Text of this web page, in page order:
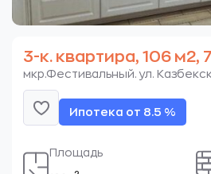
3-к. квартира, 106 м2,
мкр.Фестивальный. ул.
Ипотека от 8.5 %
Площадь